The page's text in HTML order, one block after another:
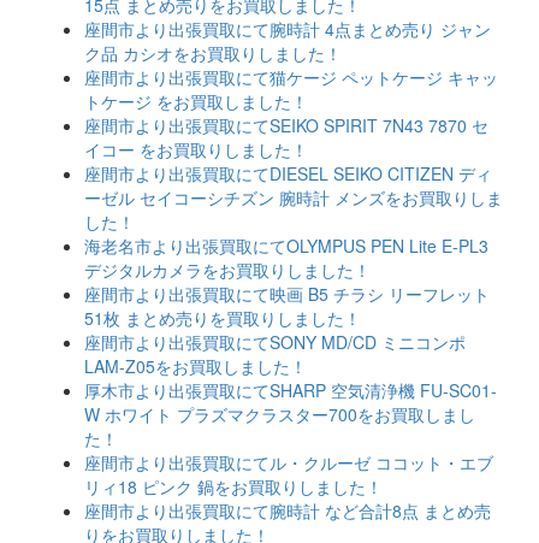
15点 まとめ売りをお買取しました！
座間市より出張買取にて腕時計 4点まとめ売り ジャン
ク品 カシオをお買取りしました！
座間市より出張買取にて猫ケージ ペットケージ キャッ
トケージ をお買取しました！
座間市より出張買取にてSEIKO SPIRIT 7N43 7870 セ
イコー をお買取りしました！
座間市より出張買取にてDIESEL SEIKO CITIZEN ディ
ーゼル セイコーシチズン 腕時計 メンズをお買取りしま
した！
海老名市より出張買取にてOLYMPUS PEN Lite E-PL3
デジタルカメラをお買取りしました！
座間市より出張買取にて映画 B5 チラシ リーフレット
51枚 まとめ売りを買取りしました！
座間市より出張買取にてSONY MD/CD ミニコンポ
LAM-Z05をお買取しました！
厚木市より出張買取にてSHARP 空気清浄機 FU-SC01-
W ホワイト プラズマクラスター700をお買取しまし
た！
座間市より出張買取にてル・クルーゼ ココット・エブ
リィ18 ピンク 鍋をお買取りしました！
座間市より出張買取にて腕時計 など合計8点 まとめ売
りをお買取りしました！